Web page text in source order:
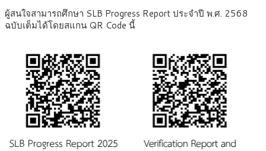
ผู้สนใจสามารถศึกษา SLB Progress Report ประจำปี พ.ศ. 2568
ฉบับเต็มได้โดยสแกน QR Code นี้